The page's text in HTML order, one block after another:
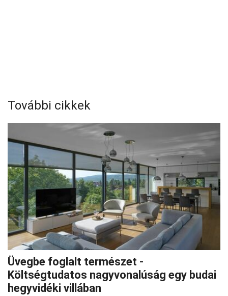
További cikkek
Üvegbe foglalt természet -
Költségtudatos nagyvonalúság egy budai
hegyvidéki villában